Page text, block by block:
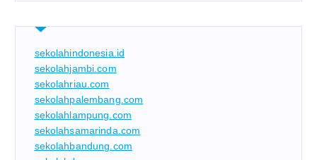
sekolahindonesia.id
sekolahjambi.com
sekolahriau.com
sekolahpalembang.com
sekolahlampung.com
sekolahsamarinda.com
sekolahbandung.com